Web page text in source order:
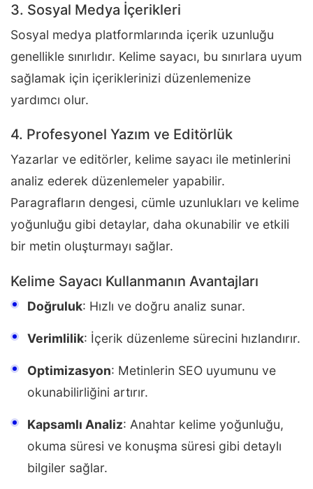
3. Sosyal Medya İçerikleri
Sosyal medya platformlarında içerik uzunluğu
genellikle sınırlıdır. Kelime sayacı, bu sınırlara uyum
sağlamak için içeriklerinizi düzenlemenize
yardımcı olur.
4. Profesyonel Yazım ve Editörlük
Yazarlar ve editörler, kelime sayacı ile metinlerini
analiz ederek düzenlemeler yapabilir.
Paragrafların dengesi, cümle uzunlukları ve kelime
yoğunluğu gibi detaylar, daha okunabilir ve etkili
bir metin oluşturmayı sağlar.
Kelime Sayacı Kullanmanın Avantajları
Doğruluk: Hızlı ve doğru analiz sunar.
Verimlilik: İçerik düzenleme sürecini hızlandırır.
Optimizasyon: Metinlerin SEO uyumunu ve
okunabilirliğini artırır.
Kapsamlı Analiz: Anahtar kelime yoğunluğu,
okuma süresi ve konuşma süresi gibi detaylı
bilgiler sağlar.